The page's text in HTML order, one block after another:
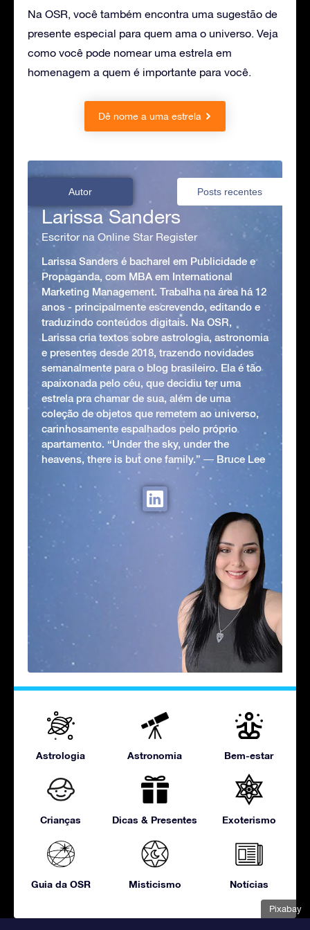
Pixabay
Na OSR, você também encontra uma sugestão de
presente especial para quem ama o universo. Veja
como você pode nomear uma estrela em
homenagem a quem é importante para você.
Dê nome a uma estrela
Autor Posts recentes
Larissa Sanders
Escritor na Online Star Register
Larissa Sanders é bacharel em Publicidade e
Propaganda, com MBA em International
Marketing Management. Trabalha na área há 12
anos - principalmente escrevendo, editando e
traduzindo conteúdos digitais. Na OSR,
Larissa cria textos sobre astrologia, astronomia
e presentes desde 2018, trazendo novidades
semanalmente para o blog brasileiro. Ela é tão
apaixonada pelo céu, que decidiu ter uma
estrela pra chamar de sua, além de uma
coleção de objetos que remetem ao universo,
carinhosamente espalhados pelo próprio
apartamento. “Under the sky, under the
heavens, there is but one family.” ― Bruce Lee
Astrologia Astronomia Bem-estar
Crianças Dicas & Presentes Exoterismo
Guia da OSR Misticismo Notícias